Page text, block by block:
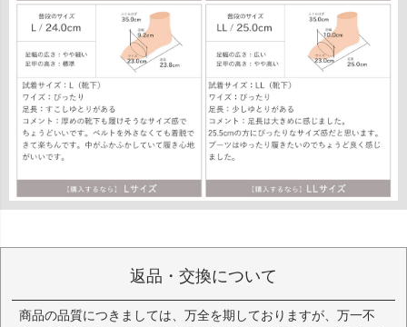
返品・交換について
商品の品質につきましては、万全を期しておりますが、万一不